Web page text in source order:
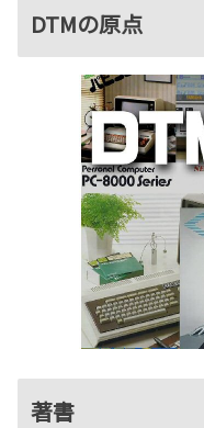
DTMの原点
著書